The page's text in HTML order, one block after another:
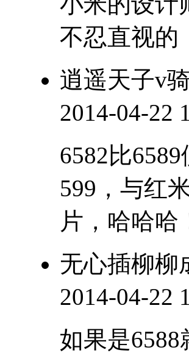
不忍直视的
逍遥天子v
2014-04-22
6582比
599，与红
片，哈哈哈
无心插柳柳
2014-04-22
如果是6588